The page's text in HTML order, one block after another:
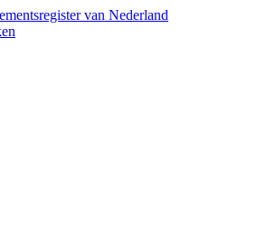
van Nederland